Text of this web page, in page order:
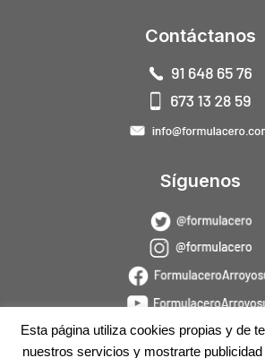
Contáctanos
Síguenos
Esta página utiliza cookies propias y de
nuestros servicios y mostrarte